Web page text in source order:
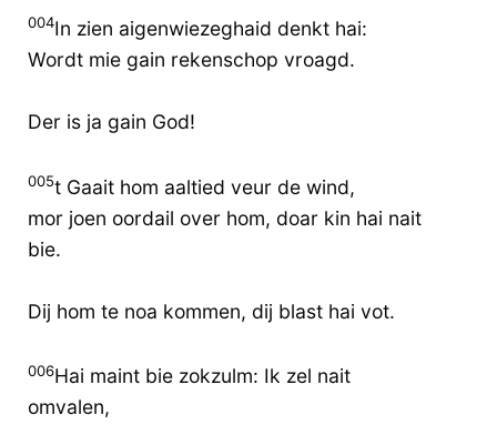
004In zien aigenwiezeghaid denkt hai:
Wordt mie gain rekenschop vroagd.
Der is ja gain God!
005t Gaait hom aaltied veur de wind,
mor joen oordail over hom, doar kin hai nait
bie.
Dij hom te noa kommen, dij blast hai vot.
006Hai maint bie zokzulm: Ik zel nait
omvalen,